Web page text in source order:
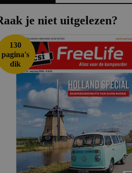
je niet uitgelezen?
130
pagina's
dik